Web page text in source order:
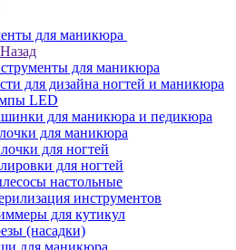
для маникюра
Назад
для маникюра
для дизайна ногтей и маникюра
LED
для маникюра и педикюра
для маникюра
для ногтей
для ногтей
настольные
инструментов
для кутикул
(насадки)
для маникюра